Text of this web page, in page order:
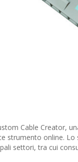
Cable Creator,
strumento online.
settori, tra cui